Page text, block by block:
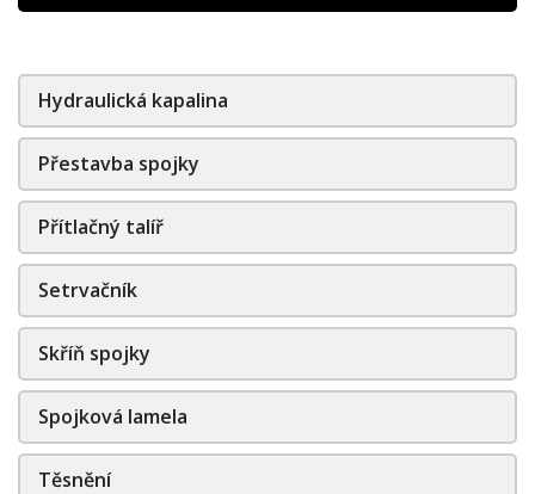
Hydraulická kapalina
Přestavba spojky
Přítlačný talíř
Setrvačník
Skříň spojky
Spojková lamela
Těsnění